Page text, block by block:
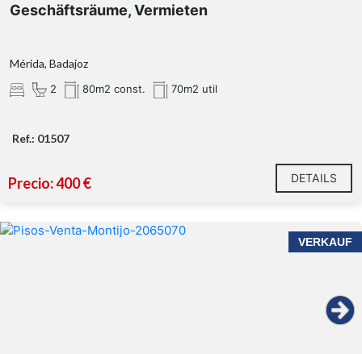
Geschäftsräume, Vermieten
Mérida, Badajoz
2 80m2 const. 70m2 util
Ref.: 01507
Precio: 400 € DETAILS
VERKAUF